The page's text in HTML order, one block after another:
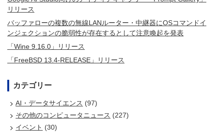
リリース
バッファローの複数の無線LANルーター・中継器にOSコマンドイ
ンジェクションの脆弱性が存在するとして注意喚起を発表
「Wine 9.16.0」リリース
「FreeBSD 13.4-RELEASE」リリース
カテゴリー
AI・データサイエンス (97)
その他のコンピュータニュース (227)
イベント (30)